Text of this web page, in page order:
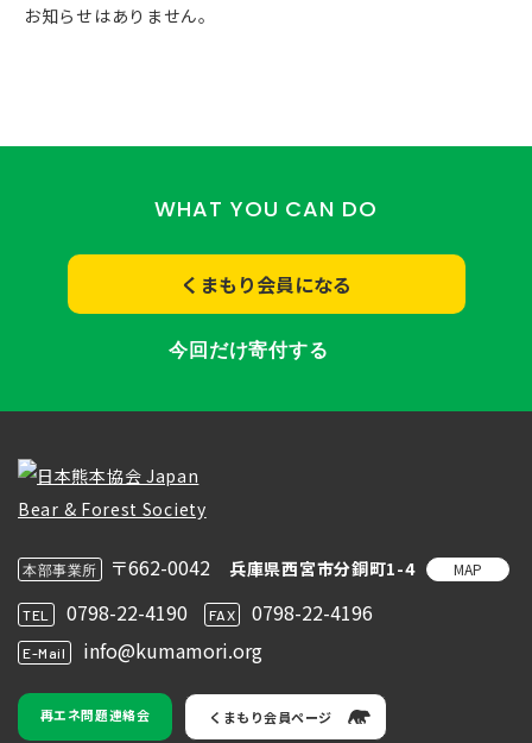
お知らせはありません。
WHAT YOU CAN DO
くまもり会員になる
今回だけ寄付する
本部事業所 〒662-0042 兵庫県西宮市分銅町1-4 MAP
TEL 0798-22-4190 FAX 0798-22-4196
E-Mail info@kumamori.org
再エネ問題連絡会 くまもり会員ページ